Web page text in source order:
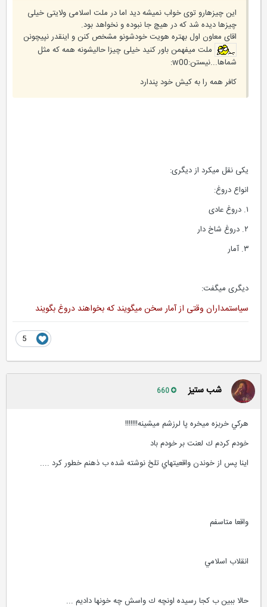
این چیزهارو توی خواب نمیشه دید اما در ملت اسلامی ولایتی خیلی
چیزها دیده شد که در هیچ جا نبوده و نخواهد بود.
اقای معاون اول بهتره هویت خودشونو مشخص کنن و اینقدر نپیچونن
ملت میفهمن باور کنید خیلی چیزا حالیشونه همه که مثل
شماها...نیستن:w00:
کافر همه را به کیش خود پندارد
یکی نقل میکرد از دیگری:
انواع دروغ:
دیگری میگفت:
سیاستمداران وقتی از آمار سخن میگویند که بخواهند دروغ بگویند
شب ستیز
هركي خربزه ميخره پا لرزشم ميشينه!!!!!!!
خودم كردم ك لعنت بر خودم باد
اينا پس از خوندن واقعيتهاي تلخ نوشته شده ب ذهنم خطور كرد ....
واقعا متاسفم
انقلاب اسلامي
حالا ببين ب كجا رسيده اونچه ك واسش چه خونها داديم ...